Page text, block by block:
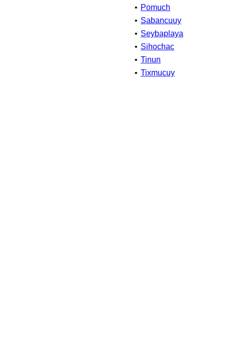
• Pomuch
• Sabancuuy
• Seybaplaya
• Sihochac
• Tinun
• Tixmucuy